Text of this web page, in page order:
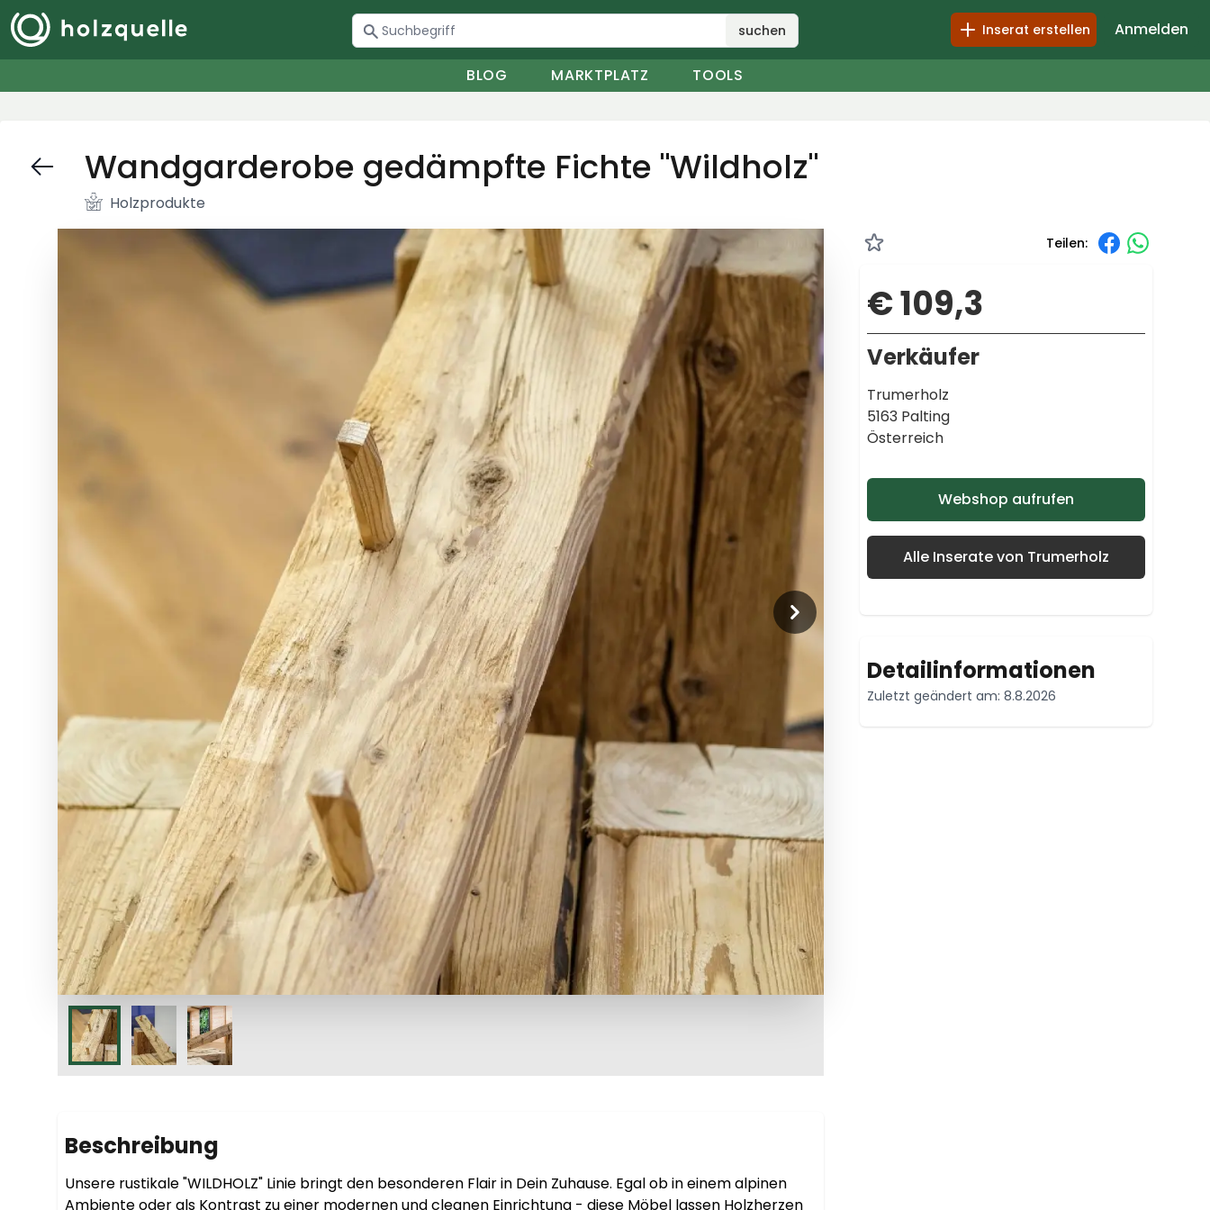
suchen Inserat erstellen Anmelden
BLOG MARKTPLATZ TOOLS
Wandgarderobe gedämpfte Fichte "Wildholz"
Holzprodukte
Beschreibung
Unsere rustikale "WILDHOLZ" Linie bringt den besonderen Flair in Dein Zuhause. Egal ob in einem alpinen
Ambiente oder als Kontrast zu einer modernen und cleanen Einrichtung - diese Möbel lassen Holzherzen
Teilen:
€ 109,3
Verkäufer
Trumerholz
5163 Palting
Österreich
Webshop aufrufen
Alle Inserate von Trumerholz
Detailinformationen
Zuletzt geändert am: 8.8.2026